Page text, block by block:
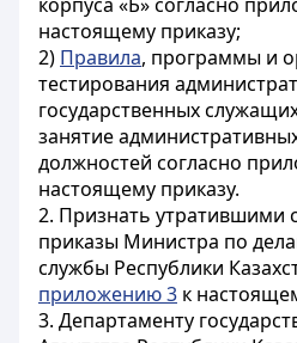
настоящему приказу;
2) Правила, программы и
тестирования
государственных
занятие
должностей согласно
настоящему приказу.
2. Признать утратившими
приказы Министра по
службы Республики
приложению 3 к
3. Департаменту